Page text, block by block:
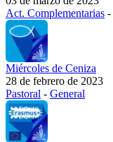
Act. Complementarias -
Miércoles de Ceniza
28 de febrero de 2023
Pastoral - General